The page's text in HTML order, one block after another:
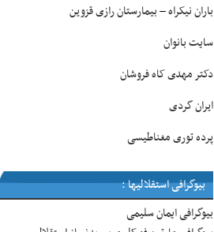
باران نیکراه–بیمارستان رازی قزوین
سایت بانوان
دکتر مهدی کاه فروشان
ایران گردی
پرده توری مغناطیسی
بیوگرافی استقلالیها :
بیوگرافی ایمان سلیمی